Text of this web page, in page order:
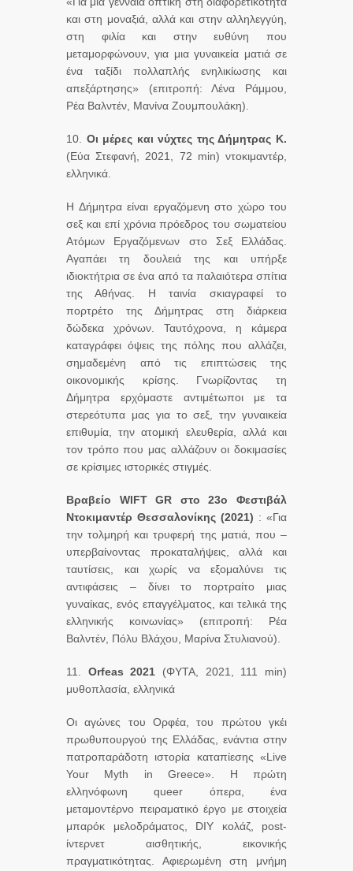
και στη μοναξιά, αλλά και στην αλληλεγγύη,
στη φιλία και στην ευθύνη που
μεταμορφώνουν, για μια γυναικεία ματιά σε
ένα ταξίδι πολλαπλής ενηλικίωσης και
απεξάρτησης» (επιτροπή: Λένα Ράμμου,
Ρέα Βαλντέν, Μανίνα Ζουμπουλάκη).
10. Οι μέρες και νύχτες της Δήμητρας Κ.
(Εύα Στεφανή, 2021, 72 min) ντοκιμαντέρ,
ελληνικά.
Η Δήμητρα είναι εργαζόμενη στο χώρο του
σεξ και επί χρόνια πρόεδρος του σωματείου
Ατόμων Εργαζόμενων στο Σεξ Ελλάδας.
Αγαπάει τη δουλειά της και υπήρξε
ιδιοκτήτρια σε ένα από τα παλαιότερα σπίτια
της Αθήνας. Η ταινία σκιαγραφεί το
πορτρέτο της Δήμητρας στη διάρκεια
δώδεκα χρόνων. Ταυτόχρονα, η κάμερα
καταγράφει όψεις της πόλης που αλλάζει,
σημαδεμένη από τις επιπτώσεις της
οικονομικής κρίσης. Γνωρίζοντας τη
Δήμητρα ερχόμαστε αντιμέτωποι με τα
στερεότυπα μας για το σεξ, την γυναικεία
επιθυμία, την ατομική ελευθερία, αλλά και
τον τρόπο που μας αλλάζουν οι δοκιμασίες
σε κρίσιμες ιστορικές στιγμές.
Βραβείο WIFT GR στο 23ο Φεστιβάλ
Ντοκιμαντέρ Θεσσαλονίκης (2021) : «Για
την τολμηρή και τρυφερή της ματιά, που –
υπερβαίνοντας προκαταλήψεις, αλλά και
ταυτίσεις, και χωρίς να εξομαλύνει τις
αντιφάσεις – δίνει το πορτραίτο μιας
γυναίκας, ενός επαγγέλματος, και τελικά της
ελληνικής κοινωνίας» (επιτροπή: Ρέα
Βαλντέν, Πόλυ Βλάχου, Μαρίνα Στυλιανού).
11. Orfeas 2021 (ΦΥΤΑ, 2021, 111 min)
μυθοπλασία, ελληνικά
Οι αγώνες του Ορφέα, του πρώτου γκέι
πρωθυπουργού της Ελλάδας, ενάντια στην
πατροπαράδοτη ιστορία καταπίεσης «Live
Your Myth in Greece». Η πρώτη
ελληνόφωνη queer όπερα, ένα
μεταμοντέρνο πειραματικό έργο με στοιχεία
μπαρόκ μελοδράματος, DIY κολάζ, post-
ίντερνετ αισθητικής, εικονικής
πραγματικότητας. Αφιερωμένη στη μνήμη